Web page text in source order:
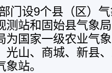
设9个县（区）气
测站和固始县气象
为国家一级农业气
光山、商城、新县
站。